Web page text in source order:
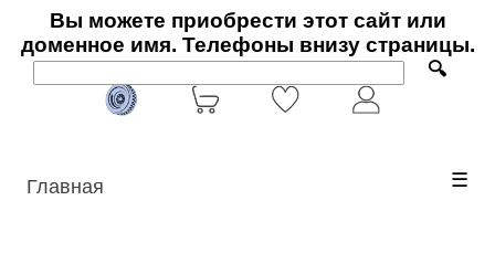
Вы можете приобрести этот сайт или
доменное имя. Телефоны внизу страницы.
🔍
Главная ☰